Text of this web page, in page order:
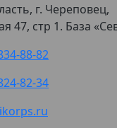
г. Череповец,
47, стр 1. База
88-82
82-34